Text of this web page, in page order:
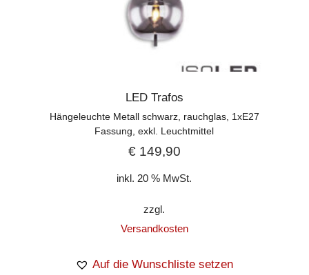
LED Trafos
Hängeleuchte Metall schwarz, rauchglas, 1xE27
Fassung, exkl. Leuchtmittel
€149,90
inkl. 20 % MwSt.
zzgl.
Versandkosten
Auf die Wunschliste setzen